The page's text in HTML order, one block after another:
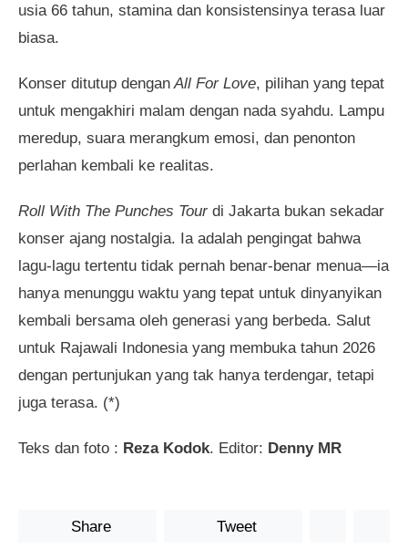
usia 66 tahun, stamina dan konsistensinya terasa luar
biasa.
Konser ditutup denganAll For Love, pilihan yang tepat
untuk mengakhiri malam dengan nada syahdu. Lampu
meredup, suara merangkum emosi, dan penonton
perlahan kembali ke realitas.
Roll With The Punches Tourdi Jakarta bukan sekadar
konser ajang nostalgia. Ia adalah pengingat bahwa
lagu-lagu tertentu tidak pernah benar-benar menua—ia
hanya menunggu waktu yang tepat untuk dinyanyikan
kembali bersama oleh generasi yang berbeda. Salut
untuk Rajawali Indonesia yang membuka tahun 2026
dengan pertunjukan yang tak hanya terdengar, tetapi
juga terasa. (*)
Teks dan foto : Reza Kodok. Editor: Denny MR
Share Tweet